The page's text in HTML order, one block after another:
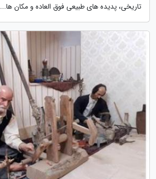
تاریخی، پدیده های طبیعی فوق العاده و مکان ها...